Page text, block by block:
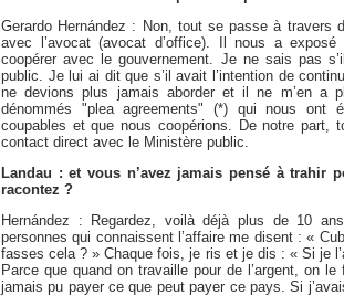
Gerardo Hernández : Non, tout se passe à travers
avec l’avocat (avocat d’office). Il nous a
coopérer avec le gouvernement. Je ne sais pas
public. Je lui ai dit que s’il avait l’intention de
ne devions plus jamais aborder et il ne m’en
dénommés "plea agreements" (*) qui nous ont
coupables et que nous coopérions. De notre part,
contact direct avec le Ministère public.
Landau : et vous n’avez jamais pensé à trahir
racontez ?
Hernández : Regardez, voilà déjà plus de 10
personnes qui connaissent l’affaire me disent : «
fasses cela ? » Chaque fois, je ris et je dis : « Si je
Parce que quand on travaille pour de l’argent, on
jamais pu payer ce que peut payer ce pays. Si